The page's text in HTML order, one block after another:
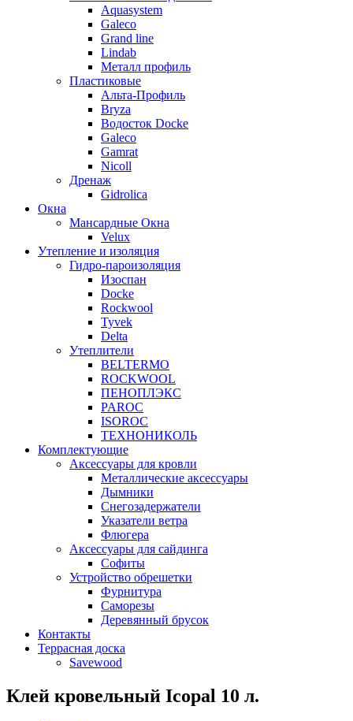
Aquasystem
Galeco
Grand line
Lindab
Металл профиль
Пластиковые
Альта-Профиль
Bryza
Водосток Docke
Galeco
Gamrat
Nicoll
Дренаж
Gidrolica
Окна
Мансардные Окна
Velux
Утепление и изоляция
Гидро-пароизоляция
Изоспан
Docke
Rockwool
Tyvek
Delta
Утеплители
BELTERMO
ROCKWOOL
ПЕНОПЛЭКС
PAROC
ISOROC
ТЕХНОНИКОЛЬ
Комплектующие
Аксессуары для кровли
Металлические аксессуары
Дымники
Снегозадержатели
Указатели ветра
Флюгера
Аксессуары для сайдинга
Софиты
Устройство обрешетки
Фурнитура
Саморезы
Деревянный брусок
Контакты
Террасная доска
Savewood
Клей кровельный Icopal 10 л.